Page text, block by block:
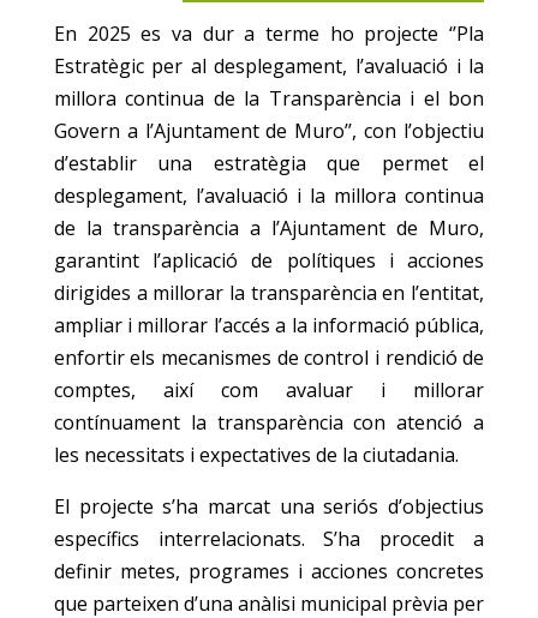
En 2025 es va dur a terme ho projecte ‘’Pla
Estratègic per al desplegament, l’avaluació i la
millora continua de la Transparència i el bon
Govern a l’Ajuntament de Muro’’, con l’objectiu
d’establir una estratègia que permet el
desplegament, l’avaluació i la millora continua
de la transparència a l’Ajuntament de Muro,
garantint l’aplicació de polítiques i acciones
dirigides a millorar la transparència en l’entitat,
ampliar i millorar l’accés a la informació pública,
enfortir els mecanismes de control i rendició de
comptes, així com avaluar i millorar
contínuament la transparència con atenció a
les necessitats i expectatives de la ciutadania.
El projecte s’ha marcat una seriós d’objectius
específics interrelacionats. S’ha procedit a
definir metes, programes i acciones concretes
que parteixen d’una anàlisi municipal prèvia per